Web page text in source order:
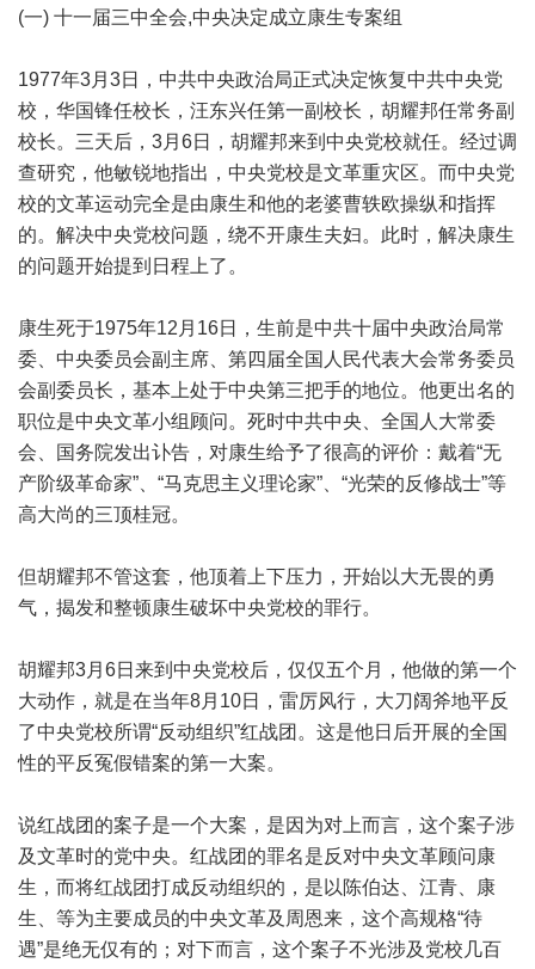
(一) 十一届三中全会,中央决定成立康生专案组
1977年3月3日，中共中央政治局正式决定恢复中共中央党
校，华国锋任校长，汪东兴任第一副校长，胡耀邦任常务副
校长。三天后，3月6日，胡耀邦来到中央党校就任。经过调
查研究，他敏锐地指出，中央党校是文革重灾区。而中央党
校的文革运动完全是由康生和他的老婆曹轶欧操纵和指挥
的。解决中央党校问题，绕不开康生夫妇。此时，解决康生
的问题开始提到日程上了。
康生死于1975年12月16日，生前是中共十届中央政治局常
委、中央委员会副主席、第四届全国人民代表大会常务委员
会副委员长，基本上处于中央第三把手的地位。他更出名的
职位是中央文革小组顾问。死时中共中央、全国人大常委
会、国务院发出讣告，对康生给予了很高的评价：戴着“无
产阶级革命家”、“马克思主义理论家”、“光荣的反修战士”等
高大尚的三顶桂冠。
但胡耀邦不管这套，他顶着上下压力，开始以大无畏的勇
气，揭发和整顿康生破坏中央党校的罪行。
胡耀邦3月6日来到中央党校后，仅仅五个月，他做的第一个
大动作，就是在当年8月10日，雷厉风行，大刀阔斧地平反
了中央党校所谓“反动组织”红战团。这是他日后开展的全国
性的平反冤假错案的第一大案。
说红战团的案子是一个大案，是因为对上而言，这个案子涉
及文革时的党中央。红战团的罪名是反对中央文革顾问康
生，而将红战团打成反动组织的，是以陈伯达、江青、康
生、等为主要成员的中央文革及周恩来，这个高规格“待
遇”是绝无仅有的；对下而言，这个案子不光涉及党校几百